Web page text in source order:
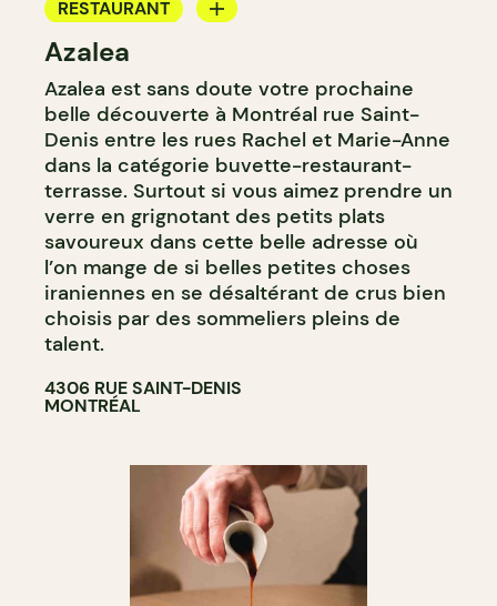
RESTAURANT
BAR À VIN
CAVISTE
Azalea
Azalea est sans doute votre prochaine
belle découverte à Montréal rue Saint-
Denis entre les rues Rachel et Marie-Anne
dans la catégorie buvette-restaurant-
terrasse. Surtout si vous aimez prendre un
verre en grignotant des petits plats
savoureux dans cette belle adresse où
l’on mange de si belles petites choses
iraniennes en se désaltérant de crus bien
choisis par des sommeliers pleins de
talent.
4306 RUE SAINT-DENIS
MONTRÉAL